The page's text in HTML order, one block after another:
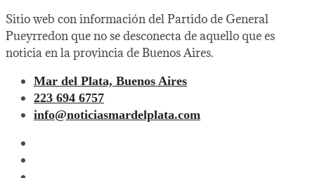
Sitio web con información del Partido de General
Pueyrredon que no se desconecta de aquello que es
noticia en la provincia de Buenos Aires.
Mar del Plata, Buenos Aires
223 694 6757
info@noticiasmardelplata.com